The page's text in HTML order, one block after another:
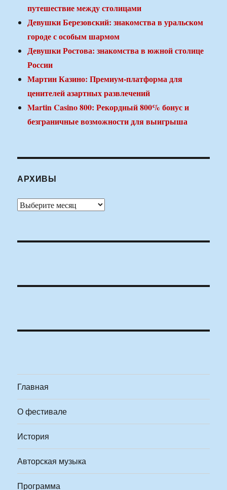
путешествие между столицами
Девушки Березовский: знакомства в уральском
городе с особым шармом
Девушки Ростова: знакомства в южной столице
России
Мартин Казино: Премиум-платформа для
ценителей азартных развлечений
Martin Casino 800: Рекордный 800% бонус и
безграничные возможности для выигрыша
АРХИВЫ
Архивы
Главная
О фестивале
История
Авторская музыка
Программа